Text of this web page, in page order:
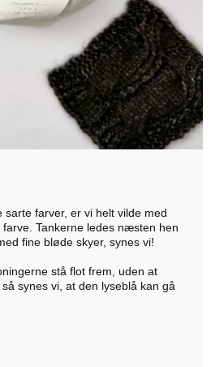
sarte farver, er vi helt vilde med
Tankerne ledes næsten hen
fine bløde skyer, synes vi!
stå flot frem, uden at
synes vi, at den lyseblå kan gå